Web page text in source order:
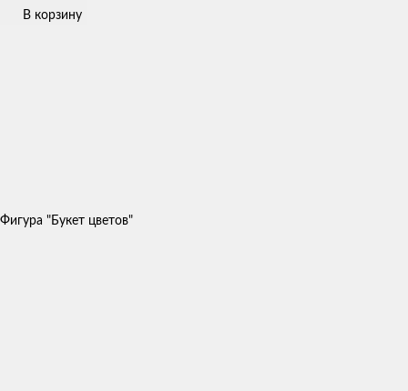
В корзину
Фигура "Букет цветов"